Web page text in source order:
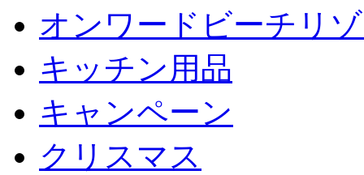
オンワードビーチリ
キッチン用品
キャンペーン
クリスマス